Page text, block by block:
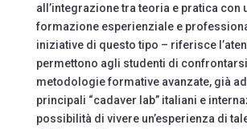
all’integrazione tra teoria e pratica con
formazione esperienziale e
iniziative di questo tipo – riferisce
permettono agli studenti di
metodologie formative avanzate, già
principali “cadaver lab” italiani e
possibilità di vivere un’esperienza di